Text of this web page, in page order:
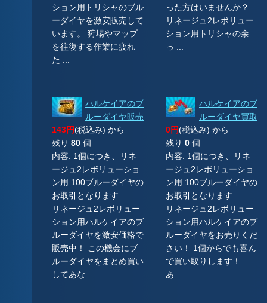
ション用トリシャのブル
ーダイヤを激安販売して
います。 狩場やマップ
を往復する作業に疲れ
た ...
った方はいませんか？
リネージュ2レボリュー
ション用トリシャの余
っ ...
ハルケイアのブ
ルーダイヤ販売
143円(税込み) から
残り 80 個
内容: 1個につき、リネ
ージュ2レボリューショ
ン用 100ブルーダイヤの
お取引となります
リネージュ2レボリュー
ション用ハルケイアのブ
ルーダイヤを激安価格で
販売中！ この機会にブ
ルーダイヤをまとめ買い
してあな ...
ハルケイアのブ
ルーダイヤ買取
0円(税込み) から
残り 0 個
内容: 1個につき、リネ
ージュ2レボリューショ
ン用 100ブルーダイヤの
お取引となります
リネージュ2レボリュー
ション用ハルケイアのブ
ルーダイヤをお売りくだ
さい！ 1個からでも喜ん
で買い取りします！
あ ...